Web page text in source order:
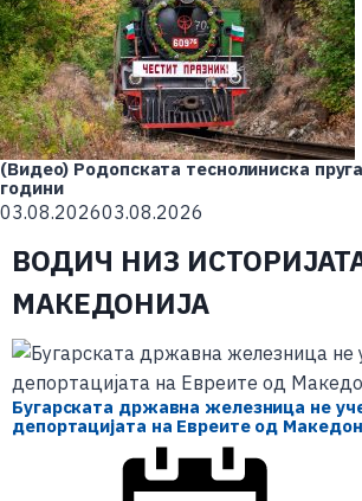
(Видео) Родопската теснолиниска
години
03.08.202603.08.2026
ВОДИЧ НИЗ
МАКЕДОНИЈА
Бугарската државна железница не
депортацијата на Евреите од